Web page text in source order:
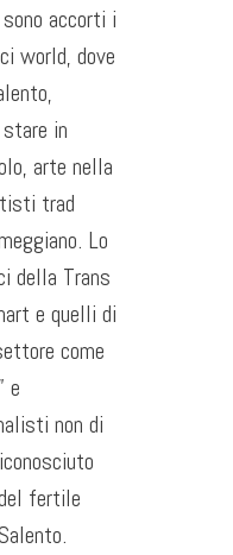
accorti i
world, dove
in
arte nella
trad
Lo
della Trans
e quelli di
come
e
non di
fertile